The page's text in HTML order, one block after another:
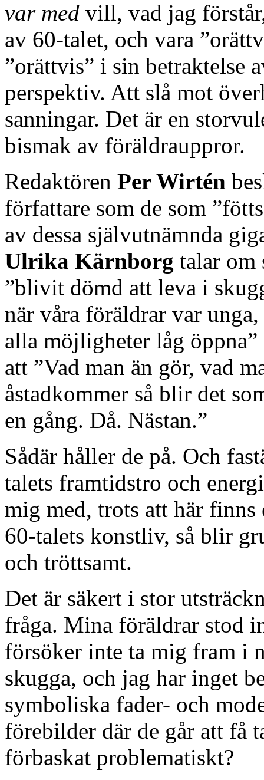
var med vill, vad jag
av 60-talet, och vara
”orättvis” i sin betraktelse
perspektiv. Att slå mot
sanningar. Det är en
bismak av föräldrauppror.
Redaktören Per Wirtén
författare som de som
av dessa självutnämnda
Ulrika Kärnborg talar om
”blivit dömd att leva i
när våra föräldrar var
alla möjligheter låg
att ”Vad man än gör, vad
åstadkommer så blir det
en gång. Då. Nästan.”
Sådär håller de på. Och
talets framtidstro och
mig med, trots att här finns
60-talets konstliv, så blir
och tröttsamt.
Det är säkert i stor
fråga. Mina föräldrar stod
försöker inte ta mig fram i
skugga, och jag har inget
symboliska fader- och
förebilder där de går att få
förbaskat problematiskt?